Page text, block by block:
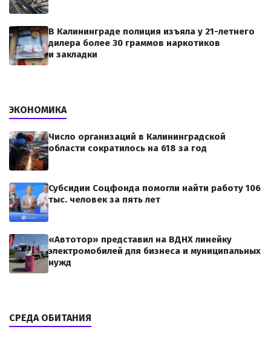
В Калининграде полиция изъяла у 21-летнего
дилера более 30 граммов наркотиков
и закладки
ЭКОНОМИКА
Число организаций в Калининградской
области сократилось на 618 за год
Субсидии Соцфонда помогли найти работу 106
тыс. человек за пять лет
«Автотор» представил на ВДНХ линейку
электромобилей для бизнеса и муниципальных
нужд
СРЕДА ОБИТАНИЯ